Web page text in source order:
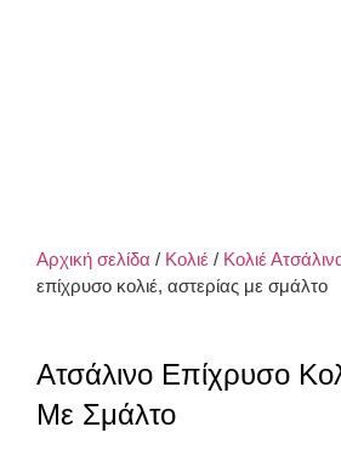
Αρχική σελίδα / Κολιέ / Κολιέ
επίχρυσο κολιέ, αστερίας με σμάλτο
Ατσάλινο Επίχρυσο
Με Σμάλτο